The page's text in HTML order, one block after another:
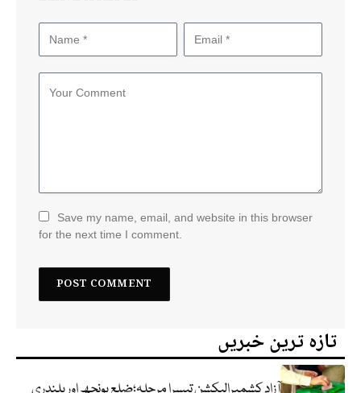
Save my name, email, and website in this browser
for the next time I comment.
تازہ ترین خبریں